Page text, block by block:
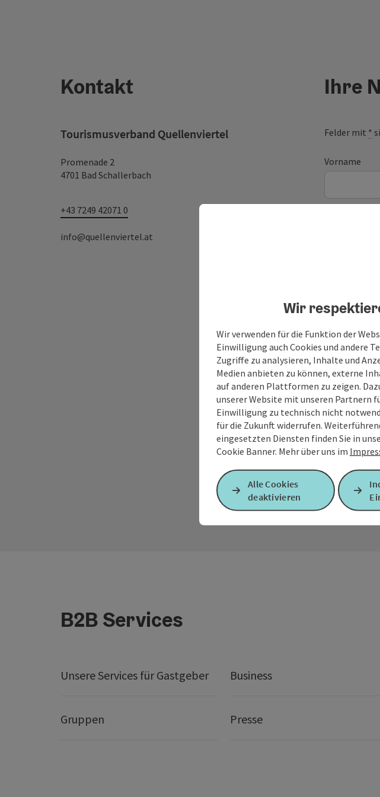
Kontakt
Tourismusverband Quellenviertel
Promenade 2
4701 Bad Schallerbach
+43 7249 42071 0
info@quellenviertel.at
Ihre
Felder mit *
Vorname
Zum
ist
Ja, ich
mit
B2B Services
Unsere Services für Gastgeber Business
Gruppen Presse
Wir
Wir verwenden für die Funktion der
Einwilligung auch Cookies und andere
Zugriffe zu analysieren, Inhalte und
Medien anbieten zu können, externe
auf anderen Plattformen zu zeigen.
unserer Website mit unseren Partnern
Einwilligung zu technisch nicht
für die Zukunft widerrufen.
eingesetzten Diensten finden Sie in
Cookie Banner. Mehr über uns im
Alle Cookies
deaktivieren